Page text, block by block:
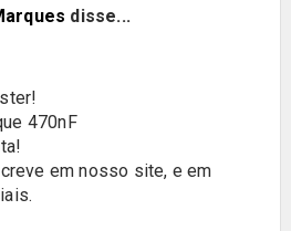
disse...
470nF
em nosso site, e em